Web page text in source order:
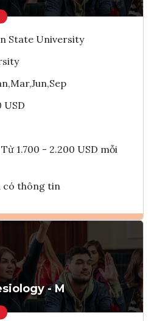
State University
USD
Từ 1.700 - 2.200 USD mỗi
có thông tin
Ghi danh
Tham vấn Interlink
- M